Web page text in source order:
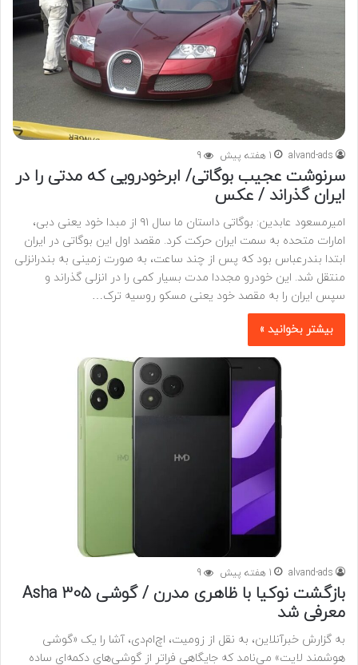
alvand-ads 1 هفته پیش 9
سرنوشت عجیب بوگاتی/ ابرخودرویی که مدتی را در
ایران گذراند / عکس
امیرمسعود عابدین: بوگاتی داستان ما سال ۹۱ از مبدا خود یعنی دبی،
امارات متحده به سمت ایران حرکت کرد. مقصد اول این بوگاتی در ایران
ابتدا بندرعباس بود که پس از چند ساعت، به صورت زمینی به بندرانزلی
منتقل شد. این خودرو مجددا مدت بسیار کمی را در انزلی گذراند و
سپس ایران را به مقصد خود یعنی مسکو روسیه ترک…
بیشتر بخوانید »
alvand-ads 1 هفته پیش 9
بازگشت نوکیا با ظاهری مدرن / گوشی Asha 305
معرفی شد
به گزارش خبرآنلاین، به نقل از زومیت، اچ‌ام‌دی، آشا را یک «گوشی
هوشمند لایت» می‌نامد که جایگاهی فراتر از گوشی‌های دکمه‌ای ساده